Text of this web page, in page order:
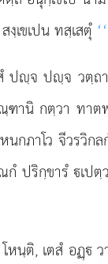
เขเปน ทสฺเสตุํ
ปฺจ ปฺจ วตฺถ
กตฺวา ทาตพฺ
ภาโว จีวรวิก
ปริกฺขารํ เ
ติ, เตสํ อฏฺ ว